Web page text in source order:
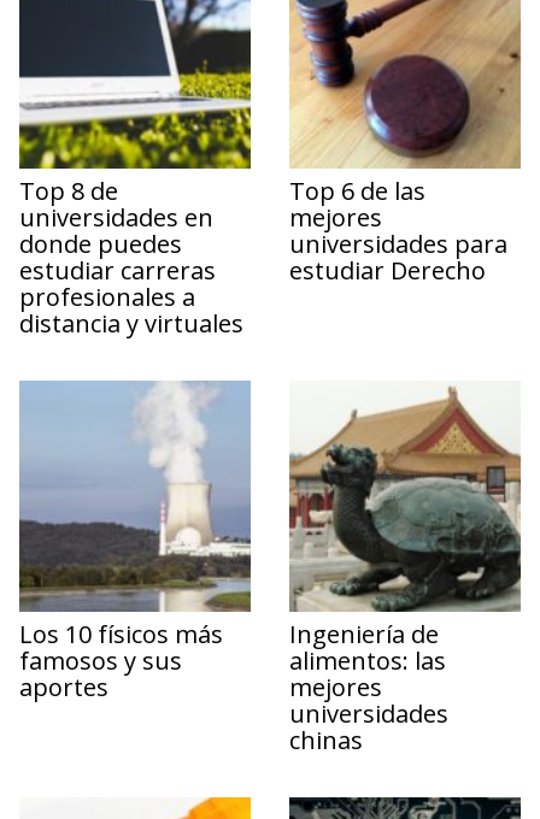
Top 8 de
universidades en
donde puedes
estudiar carreras
profesionales a
distancia y virtuales
Top 6 de las
mejores
universidades para
estudiar Derecho
Los 10 físicos más
famosos y sus
aportes
Ingeniería de
alimentos: las
mejores
universidades
chinas